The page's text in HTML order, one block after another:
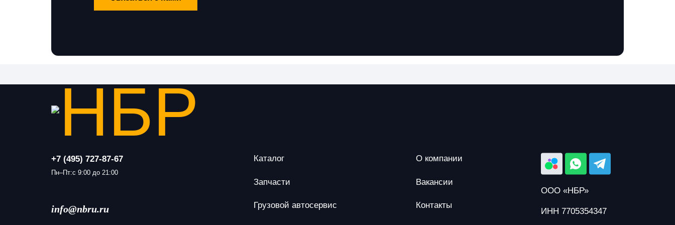
+7 (495) 727-87-67
Пн–Пт:с 9:00 до 21:00
info@nbru.ru
Каталог
Запчасти
Грузовой автосервис
О компании
Вакансии
Контакты
ООО «НБР»
ИНН 7705354347